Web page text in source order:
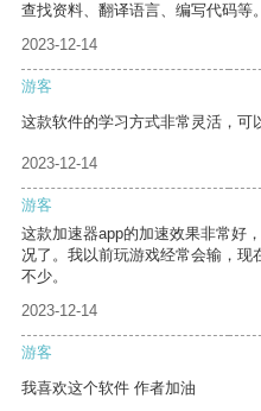
查找资料、翻译语言、编写代码等。
2023-12-14
游客
这款软件的学习方式非常灵活，可
2023-12-14
游客
这款加速器app的加速效果非常好
况了。我以前玩游戏经常会输，现
不少。
2023-12-14
游客
我喜欢这个软件 作者加油